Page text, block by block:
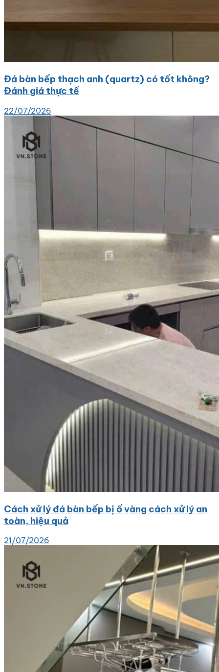
Đá bàn bếp thạch anh (quartz) có tốt không?
Đánh giá thực tế
22/07/2026
Cách xử lý đá bàn bếp bị ố vàng cách xử lý an
toàn, hiệu quả
21/07/2026